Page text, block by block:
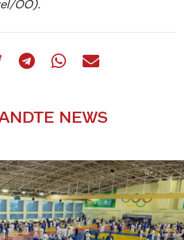
OÖ).
NEWS